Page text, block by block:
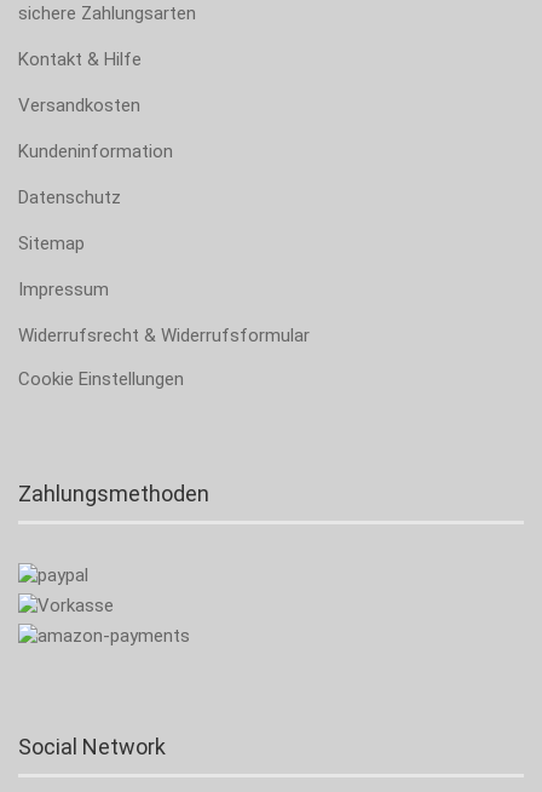
sichere Zahlungsarten
Kontakt & Hilfe
Versandkosten
Kundeninformation
Datenschutz
Sitemap
Impressum
Widerrufsrecht & Widerrufsformular
Cookie Einstellungen
Zahlungsmethoden
Social Network